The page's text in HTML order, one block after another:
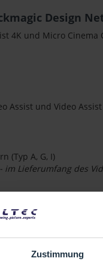
Zustimmung
Design
4K und Micro Cinema
Assist und Video
(Typ A, G, I)
im Lieferumfang des